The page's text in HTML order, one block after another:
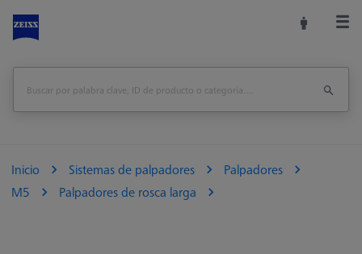
Inicio Sistemas de palpadores
Palpadores
M5
Palpadores de rosca larga